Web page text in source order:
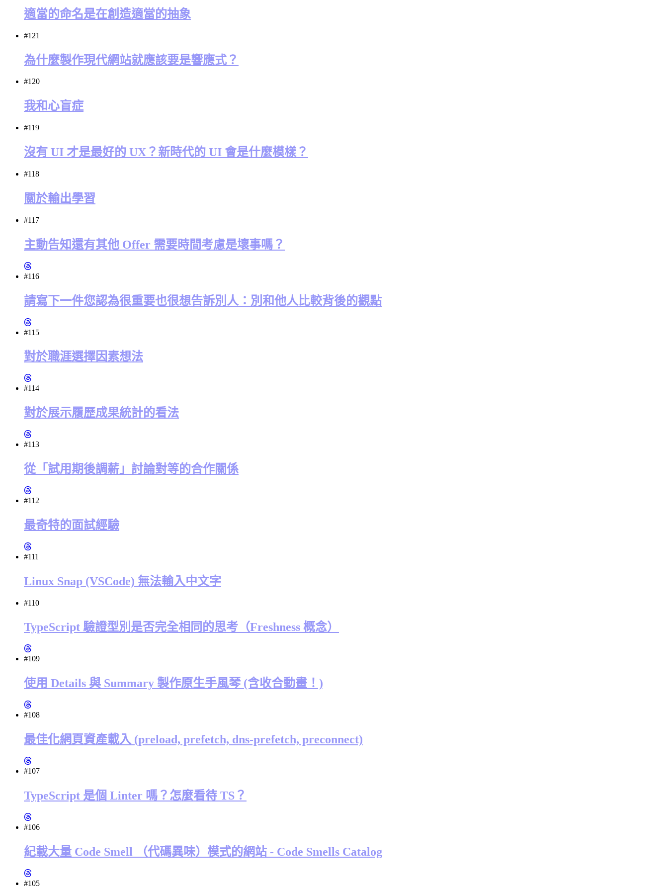
適當的命名是在創造適當的抽象
#121
為什麼製作現代網站就應該要是響應式？
#120
我和心盲症
#119
沒有 UI 才是最好的 UX？新時代的 UI 會是什麼模樣？
#118
關於輸出學習
#117
主動告知還有其他 Offer 需要時間考慮是壞事嗎？
#116
請寫下一件您認為很重要也很想告訴別人：別和他人比較背後的觀點
#115
對於職涯選擇因素想法
#114
對於展示履歷成果統計的看法
#113
從「試用期後調薪」討論對等的合作關係
#112
最奇特的面試經驗
#111
Linux Snap (VSCode) 無法輸入中文字
#110
TypeScript 驗證型別是否完全相同的思考（Freshness 概念）
#109
使用 Details 與 Summary 製作原生手風琴 (含收合動畫！)
#108
最佳化網頁資產載入 (preload, prefetch, dns-prefetch, preconnect)
#107
TypeScript 是個 Linter 嗎？怎麼看待 TS？
#106
紀載大量 Code Smell （代碼異味）模式的網站 - Code Smells Catalog
#105